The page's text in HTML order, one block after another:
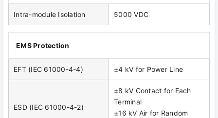
Intra-module Isolation 5000 VDC
EMS Protection
EFT (IEC 61000-4-4) ±4 kV for Power Line
ESD (IEC 61000-4-2)
±8 kV Contact for Each
Terminal
±16 kV Air for Random